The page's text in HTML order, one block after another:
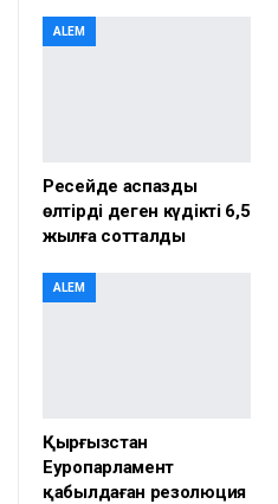
ALEM
Ресейде аспазды
өлтірді деген күдікті 6,5
жылға сотталды
ALEM
Қырғызстан
Еуропарламент
қабылдаған резолюция